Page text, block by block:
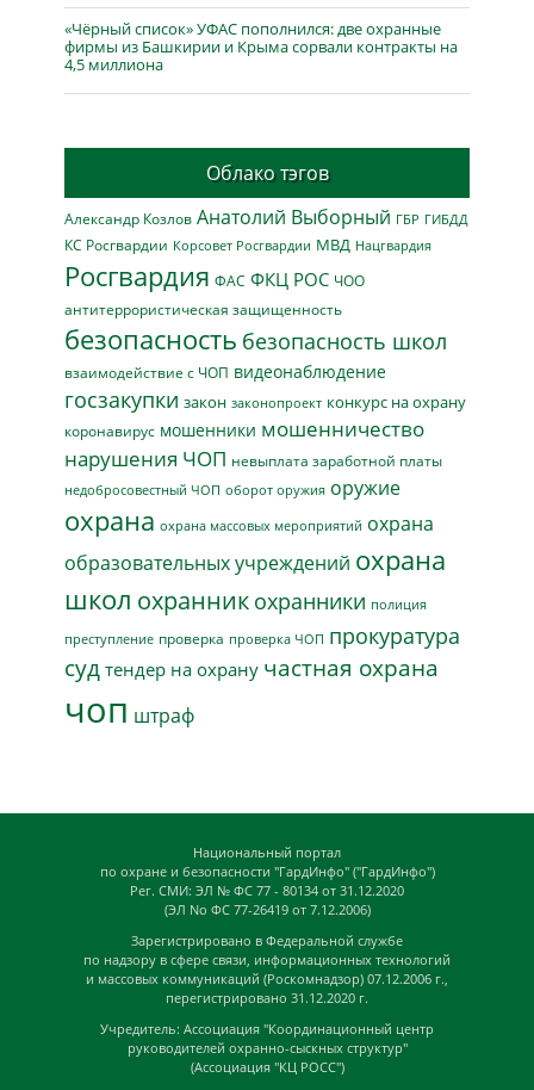
«Чёрный список» УФАС пополнился: две охранные
фирмы из Башкирии и Крыма сорвали контракты на
4,5 миллиона
Облако тэгов
Александр Козлов Анатолий Выборный ГБР ГИБДД
КС Росгвардии Корсовет Росгвардии МВД Нацгвардия
Росгвардия ФАС ФКЦ РОС ЧОО
антитеррористическая защищенность
безопасность безопасность школ
взаимодействие с ЧОП видеонаблюдение
госзакупки закон законопроект конкурс на охрану
коронавирус мошенники мошенничество
нарушения ЧОП невыплата заработной платы
недобросовестный ЧОП оборот оружия оружие
охрана охрана массовых мероприятий охрана
образовательных учреждений охрана
школ охранник охранники полиция
преступление проверка проверка ЧОП прокуратура
суд тендер на охрану частная охрана
чоп штраф
Национальный портал
по охране и безопасности "ГардИнфо" ("ГардИнфо")
Рег. СМИ: ЭЛ № ФС 77 - 80134 от 31.12.2020
(ЭЛ No ФС 77-26419 от 7.12.2006)
Зарегистрировано в Федеральной службе
по надзору в сфере связи, информационных технологий
и массовых коммуникаций (Роскомнадзор) 07.12.2006 г.,
перегистрировано 31.12.2020 г.
Учредитель: Ассоциация "Координационный центр
руководителей охранно-сыскных структур"
(Ассоциация "КЦ РОСС")